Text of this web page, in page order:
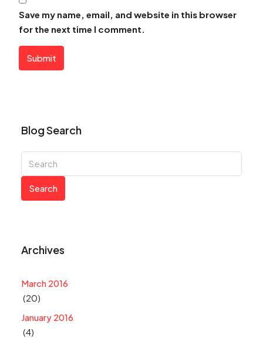
Save my name, email, and website in this browser
for the next time I comment.
Submit
Blog Search
Search
Archives
March 2016
(20)
January 2016
(4)